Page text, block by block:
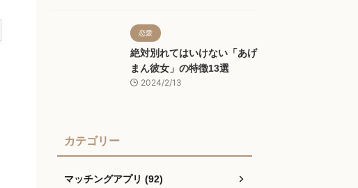
恋愛
絶対別れてはいけない「あげ
まん彼女」の特徴13選
2024/2/13
カテゴリー
マッチングアプリ (92)